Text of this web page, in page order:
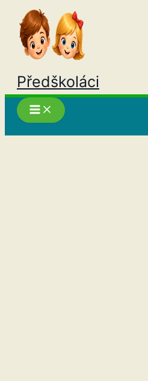
Přeskočit
obsah
Předškoláci